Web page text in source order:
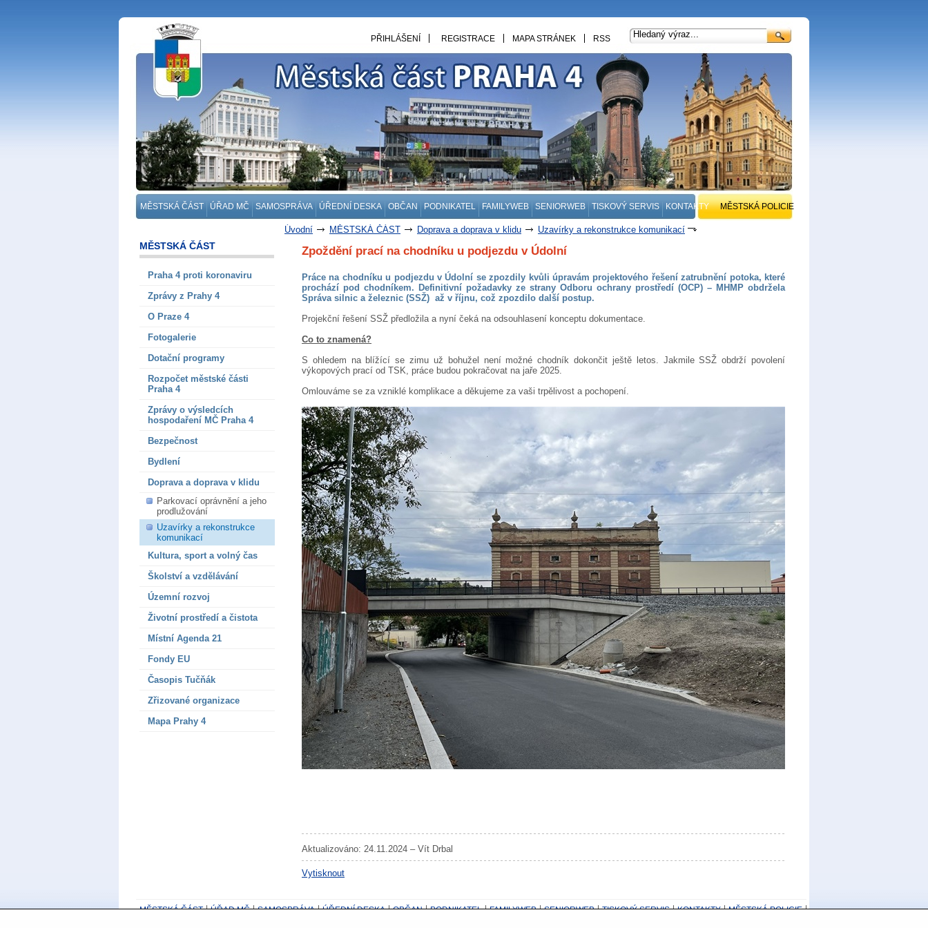
MĚSTSKÁ ČÁST ÚŘAD MČ SAMOSPRÁVA ÚŘEDNÍ DESKA OBČAN PODNIKATEL FAMILYWEB SENIORWEB TISKOVÝ SERVIS KONTAKTY MĚSTSKÁ POLICIE
PŘIHLÁŠENÍ REGISTRACE MAPA STRÁNEK RSS
Úvodní MĚSTSKÁ ČÁST Doprava a doprava v klidu Uzavírky a rekonstrukce komunikací
MĚSTSKÁ ČÁST
Praha 4 proti koronaviru
Zprávy z Prahy 4
O Praze 4
Fotogalerie
Dotační programy
Rozpočet městské části
Praha 4
Zprávy o výsledcích
hospodaření MČ Praha 4
Bezpečnost
Bydlení
Doprava a doprava v klidu
Parkovací oprávnění a jeho
prodlužování
Uzavírky a rekonstrukce
komunikací
Kultura, sport a volný čas
Školství a vzdělávání
Územní rozvoj
Životní prostředí a čistota
Místní Agenda 21
Fondy EU
Časopis Tučňák
Zřizované organizace
Mapa Prahy 4
Zpoždění prací na chodníku u podjezdu v Údolní
Práce na chodníku u podjezdu v Údolní se zpozdily kvůli úpravám projektového řešení zatrubnění potoka, které
prochází pod chodníkem. Definitivní požadavky ze strany Odboru ochrany prostředí (OCP) – MHMP obdržela
Správa silnic a železnic (SSŽ) až v říjnu, což zpozdilo další postup.
Projekční řešení SSŽ předložila a nyní čeká na odsouhlasení konceptu dokumentace.
Co to znamená?
S ohledem na blížící se zimu už bohužel není možné chodník dokončit ještě letos. Jakmile SSŽ obdrží povolení
výkopových prací od TSK, práce budou pokračovat na jaře 2025.
Omlouváme se za vzniklé komplikace a děkujeme za vaši trpělivost a pochopení.
Aktualizováno: 24.11.2024 – Vít Drbal
Vytisknout
MĚSTSKÁ ČÁST ÚŘAD MČ SAMOSPRÁVA ÚŘEDNÍ DESKA OBČAN PODNIKATEL FAMILYWEB SENIORWEB TISKOVÝ SERVIS KONTAKTY MĚSTSKÁ POLICIE